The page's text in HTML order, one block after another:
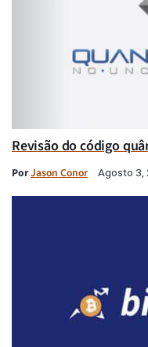
Revisão do código
PorJason Conor Agosto 3,